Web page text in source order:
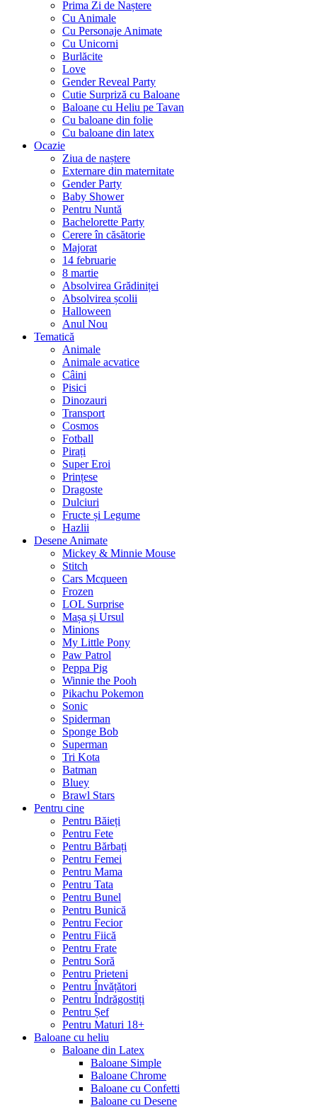
Prima Zi de Naștere
Cu Animale
Cu Personaje Animate
Cu Unicorni
Burlăcite
Love
Gender Reveal Party
Cutie Surpriză cu Baloane
Baloane cu Heliu pe Tavan
Cu baloane din folie
Cu baloane din latex
Ocazie
Ziua de naștere
Externare din maternitate
Gender Party
Baby Shower
Pentru Nuntă
Bachelorette Party
Cerere în căsătorie
Majorat
14 februarie
8 martie
Absolvirea Grădiniței
Absolvirea școlii
Halloween
Anul Nou
Tematică
Animale
Animale acvatice
Câini
Pisici
Dinozauri
Transport
Cosmos
Fotball
Pirați
Super Eroi
Prințese
Dragoste
Dulciuri
Fructe și Legume
Hazlii
Desene Animate
Mickey & Minnie Mouse
Stitch
Cars Mcqueen
Frozen
LOL Surprise
Mașa și Ursul
Minions
My Little Pony
Paw Patrol
Peppa Pig
Winnie the Pooh
Pikachu Pokemon
Sonic
Spiderman
Sponge Bob
Superman
Tri Kota
Batman
Bluey
Brawl Stars
Pentru cine
Pentru Băieți
Pentru Fete
Pentru Bărbați
Pentru Femei
Pentru Mama
Pentru Tata
Pentru Bunel
Pentru Bunică
Pentru Fecior
Pentru Fiică
Pentru Frate
Pentru Soră
Pentru Prieteni
Pentru Învățători
Pentru Îndrăgostiți
Pentru Șef
Pentru Maturi 18+
Baloane cu heliu
Baloane din Latex
Baloane Simple
Baloane Chrome
Baloane cu Confetti
Baloane cu Desene